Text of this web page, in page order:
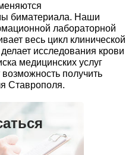
биматериала. Наши
лабораторной
весь цикл клинической
исследования крови
медицинских услуг
получить
Ставрополя.